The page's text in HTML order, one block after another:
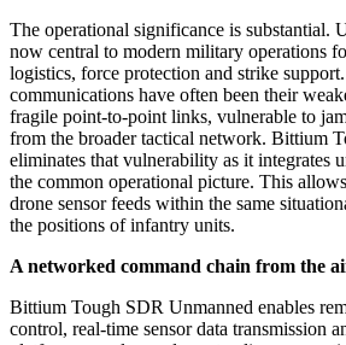
The operational significance is substantial.
now central to modern military operations
logistics, force protection and strike
communications have often been their
fragile point-to-point links, vulnerable to
from the broader tactical network. Bittium
eliminates that vulnerability as it integrates
the common operational picture. This
drone sensor feeds within the same
the positions of infantry units.
A networked command chain from the
Bittium Tough SDR Unmanned enables
control, real-time sensor data transmission